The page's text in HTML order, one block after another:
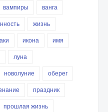
вампиры
ванга
жизнь
икона
имя
луна
новолуние
оберег
праздник
прошлая жизнь